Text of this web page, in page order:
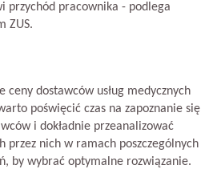
przychód pracownika - podlega
ZUS.
ceny dostawców usług medycznych
poświęcić czas na zapoznanie się
i dokładnie przeanalizować
przez nich w ramach poszczególnych
by wybrać optymalne rozwiązanie.